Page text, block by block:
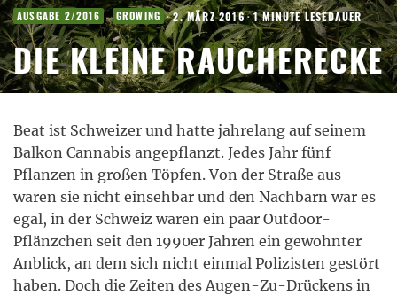
AUSGABE 2/2016 GROWING ·2. MÄRZ 2016·1 MINUTE LESEDAUER
DIE KLEINE RAUCHERECKE
Beat ist Schweizer und hatte jahrelang auf seinem
Balkon Cannabis angepflanzt. Jedes Jahr fünf
Pflanzen in großen Töpfen. Von der Straße aus
waren sie nicht einsehbar und den Nachbarn war es
egal, in der Schweiz waren ein paar Outdoor-
Pflänzchen seit den 1990er Jahren ein gewohnter
Anblick, an dem sich nicht einmal Polizisten gestört
haben. Doch die Zeiten des Augen-Zu-Drückens in